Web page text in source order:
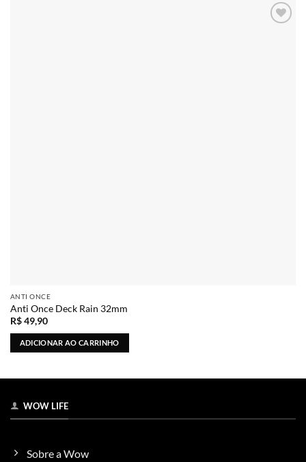
ANTI ONCE
Anti Once Deck Rain 32mm
R$49,90
ADICIONAR AO CARRINHO
WOW LIFE
Sobre a Wow